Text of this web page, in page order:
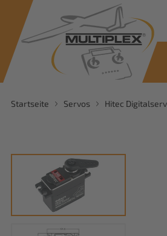
Startseite Servos Hitec